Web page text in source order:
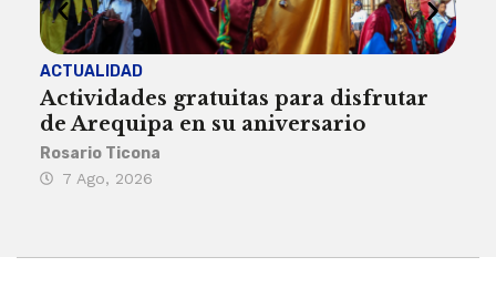
ACTUALIDAD
Actividades gratuitas para disfrutar
de Arequipa en su aniversario
Rosario Ticona
7 Ago, 2026